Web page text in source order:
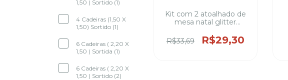
1,50 ) Sortido (1)
4 Cadeiras (1,50 X
1,50) Sortido (1)
6 Cadeiras ( 2,20 X
1,50 ) Sortida (1)
6 Cadeiras ( 2,20 X
1,50 ) Sortido (2)
Kit com 2 atoalhado de
mesa natal glitter
largura 100% poliéster
4,6 e 8 cadeiras ( varias
R$33,69 R$29,30